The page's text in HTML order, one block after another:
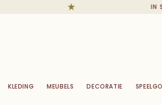
IN
KLEDING MEUBELS DECORATIE